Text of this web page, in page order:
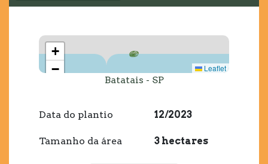
+
−
Leaflet
Batatais - SP
Data do plantio 12/2023
Tamanho da área 3 hectares